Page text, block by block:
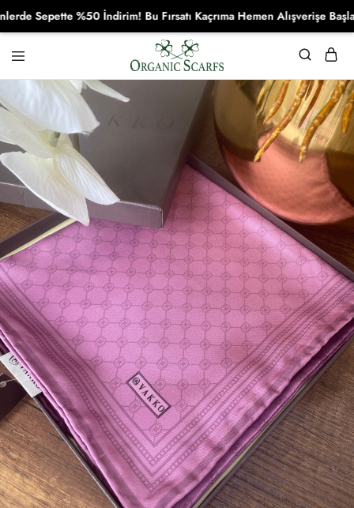
Organikscarf
Sepette %50 İndirim! Bu Fırsatı Kaçrıma Hemen Alışverişe Başla!